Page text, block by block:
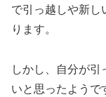
で引っ越しや新
ります。
しかし、自分が
いと思ったようで